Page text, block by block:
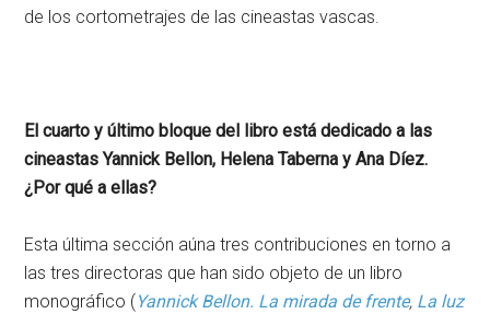
de los cortometrajes de las cineastas vascas.
El cuarto y último bloque del libro está dedicado a las
cineastas Yannick Bellon, Helena Taberna y Ana Díez.
¿Por qué a ellas?
Esta última sección aúna tres contribuciones en torno a
las tres directoras que han sido objeto de un libro
monográfico (Yannick Bellon. La mirada de frente, La luz